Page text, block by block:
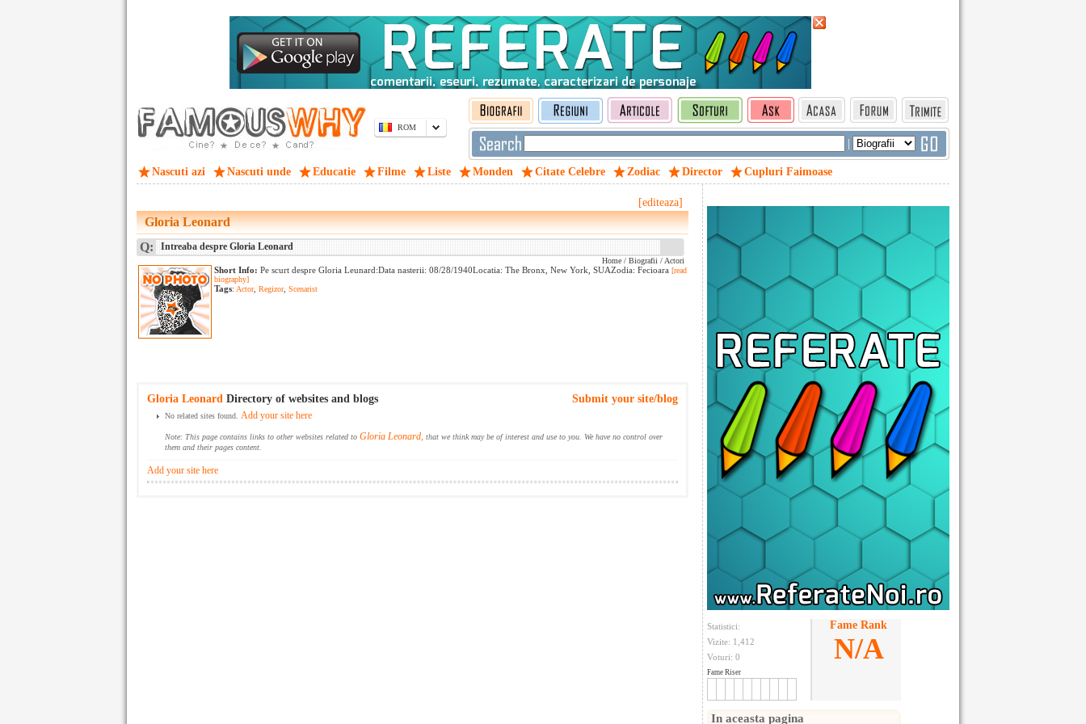
ROM
|
Nascuti azi Nascuti unde Educatie Filme Liste Monden Citate Celebre Zodiac Director Cupluri Faimoase
Statistici:
Vizite: 1,412
Voturi: 0
Fame Riser
Fame Rank
N/A
In aceasta pagina
[editeaza]
Gloria Leonard
Q: Intreaba despre Gloria Leonard
Home / Biografii / Actori
Short Info: Pe scurt despre Gloria Leunard:Data nasterii: 08/28/1940Locatia: The Bronx, New York, SUAZodia: Fecioara [read
biography]
Tags: Actor, Regizor, Scenarist
Submit your site/blog
Gloria Leonard Directory of websites and blogs
No related sites found. Add your site here
Note: This page contains links to other websites related to Gloria Leonard, that we think may be of interest and use to you. We have no control over
them and their pages content.
Add your site here